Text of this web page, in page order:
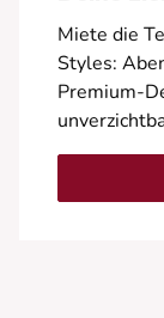
Miete die
Styles:
Premium-